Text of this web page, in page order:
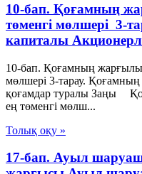
10-бап. Қоғамның
төменгі мөлшері 3-
капиталы
10-бап. Қоғамның
мөлшері 3-тарау.
қоғамдар туралы Заңы
ең төменгі мөлш...
Толық оқу »
17-бап. Ауыл